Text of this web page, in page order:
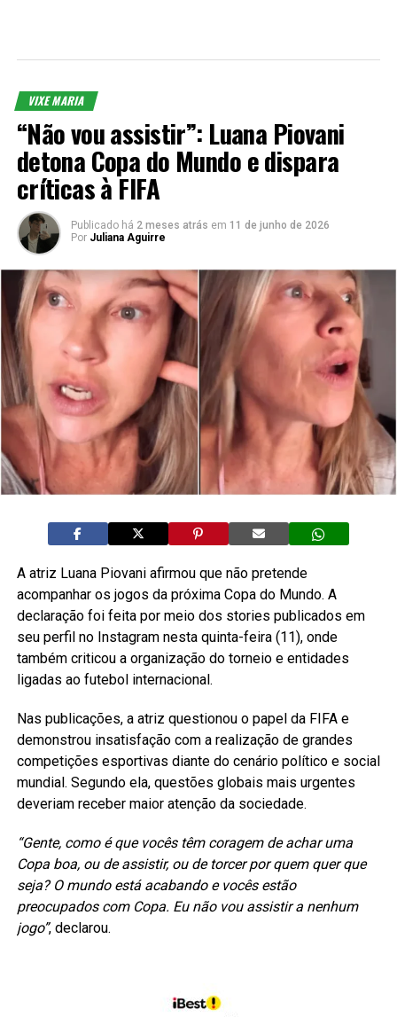
VIXE MARIA
“Não vou assistir”: Luana Piovani
detona Copa do Mundo e dispara
críticas à FIFA
Publicado há 2 meses atrás em 11 de junho de 2026
Por Juliana Aguirre
A atriz Luana Piovani afirmou que não pretende
acompanhar os jogos da próxima Copa do Mundo. A
declaração foi feita por meio dos stories publicados em
seu perfil no Instagram nesta quinta-feira (11), onde
também criticou a organização do torneio e entidades
ligadas ao futebol internacional.
Nas publicações, a atriz questionou o papel da FIFA e
demonstrou insatisfação com a realização de grandes
competições esportivas diante do cenário político e social
mundial. Segundo ela, questões globais mais urgentes
deveriam receber maior atenção da sociedade.
“Gente, como é que vocês têm coragem de achar uma
Copa boa, ou de assistir, ou de torcer por quem quer que
seja? O mundo está acabando e vocês estão
preocupados com Copa. Eu não vou assistir a nenhum
jogo”, declarou.